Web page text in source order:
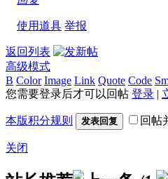
使用道具 举报
返回列表
高级模式
B Color Image Link Quote Code
您需要登录后才可以回帖 登录 |
本版积分规则 发表回复 回帖
关闭